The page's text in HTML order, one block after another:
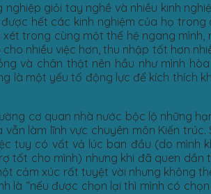
giỏi tay nghề và nhiều kinh
hết các kinh nghiệm của họ
trong cùng một thế hệ ngang
nhiều việc hơn, thu nhập tốt hơn
và chân thật nên hầu như mình
là một yếu tố động lực để kích thích
cơ quan nhà nước bộc lộ những
làm lĩnh vực chuyên môn Kiến
tuy có vất vả lúc ban đầu (do mình
tốt cho mình) nhưng khi đã quen
cảm xúc rất tuyệt vời nhưng không
“nếu được chọn lại thì mình có